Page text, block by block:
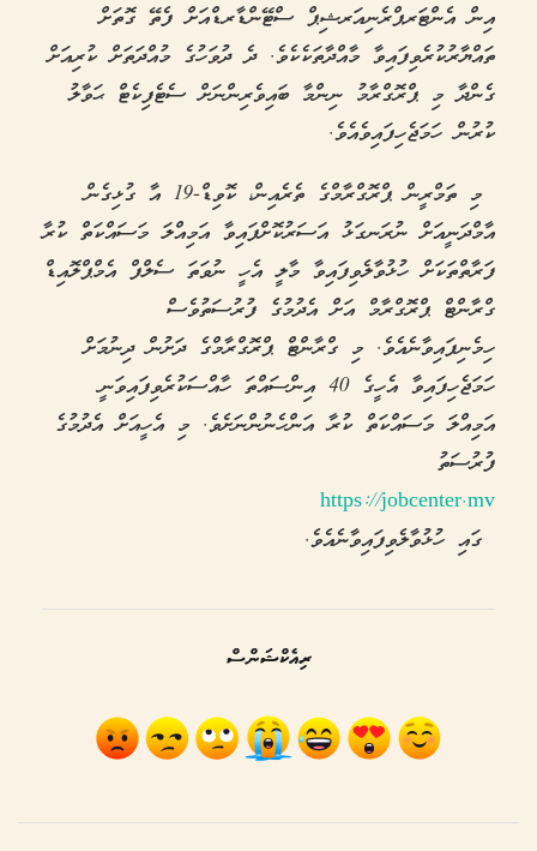
އިން އެންޓަރޕްރެނިއަރޝިޕް ސްޓޭންޑާރޑްއަށް ފެތޭ ގޮތަށް
ތައްޔާރުކުރެވިފައިވާ މާއްދާތަކެކެވެ. ދެ ދުވަހުގެ މުއްދަތަށް ކުރިއަށް
ގެންދާ މި ޕްރޮގްރާމު ނިންމާ ބައިވެރިންނަށް ސެޓެފިކެޓް ޙަވާލު
ކުރުން ހަމަޖެހިފައިވެއެވެ.
މި ތަމްރީން ޕްރޮގްރާމްގެ ތެރެއިން، ކޮވިޑް-19 އާ ގުޅިގެން
އާމްދަނީއަށް ނުރަނގަޅު އަސަރުކޮށްފައިވާ އަމިއްލަ މަސައްކަތް ކުރާ
ފަރާތްތަކަށް ހުޅުވާލެވިފައިވާ މާލީ އެހީ ނުވަތަ ސެލްފް އެމްޕްލޮއިޑް
ގްރާންޓް ޕްރޮގްރާމް އަށް އެދުމުގެ ފުރުސަތުވެސް
ހިމެނިފައިވާނެއެވެ. މި ގްރާންޓް ޕްރޮގްރާމްގެ ދަށުން ދިނުމަށް
ހަމަޖެހިފައިވާ އެހީގެ 40 އިންސައްތަ ހާއްސަކުރެވިފައިވަނީ
އަމިއްލަ މަސައްކަތް ކުރާ އަންހެނުންނަށެވެ. މި އެހީއަށް އެދުމުގެ
ފުރުސަތު
https://jobcenter.mv
ގައި ހުޅުވާލެވިފައިވާނެއެވެ.
ރިއެކްޝަންސް